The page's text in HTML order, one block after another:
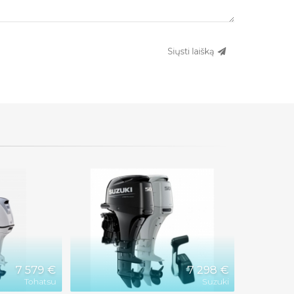
Siųsti laišką
7 579 €
Tohatsu
7 298 €
Suzuki